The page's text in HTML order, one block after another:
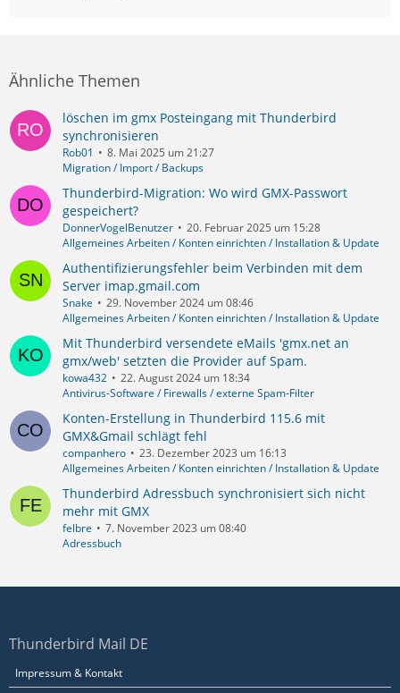
Ähnliche Themen
löschen im gmx Posteingang mit Thunderbird
synchronisieren
Rob01
8. Mai 2025 um 21:27
Migration / Import / Backups
Thunderbird-Migration: Wo wird GMX-Passwort
gespeichert?
DonnerVogelBenutzer
20. Februar 2025 um 15:28
Allgemeines Arbeiten / Konten einrichten / Installation & Update
Authentifizierungsfehler beim Verbinden mit dem
Server imap.gmail.com
Snake
29. November 2024 um 08:46
Allgemeines Arbeiten / Konten einrichten / Installation & Update
Mit Thunderbird versendete eMails 'gmx.net an
gmx/web' setzten die Provider auf Spam.
kowa432
22. August 2024 um 18:34
Antivirus-Software / Firewalls / externe Spam-Filter
Konten-Erstellung in Thunderbird 115.6 mit
GMX&Gmail schlägt fehl
companhero
23. Dezember 2023 um 16:13
Allgemeines Arbeiten / Konten einrichten / Installation & Update
Thunderbird Adressbuch synchronisiert sich nicht
mehr mit GMX
felbre
7. November 2023 um 08:40
Adressbuch
Thunderbird Mail DE
Impressum & Kontakt